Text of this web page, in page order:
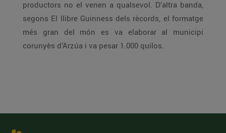
productors no el venen a qualsevol. D’altra banda,
segons El llibre Guinness dels rècords, el formatge
més gran del món es va elaborar al municipi
corunyès d’Arzúa i va pesar 1.000 quilos.